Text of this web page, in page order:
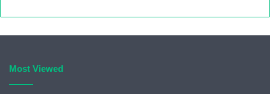
Most Viewed